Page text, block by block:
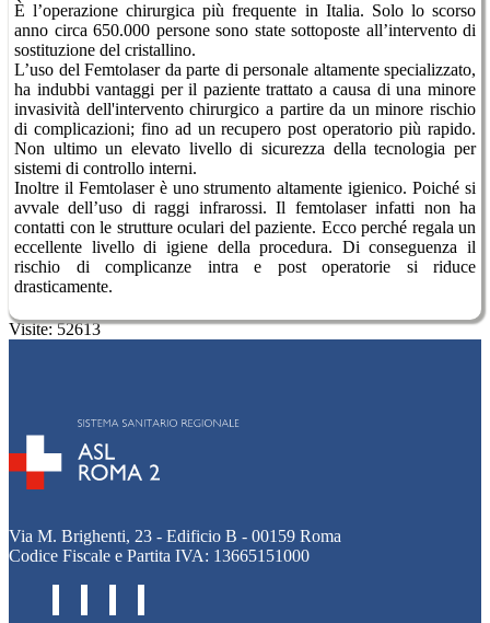
È l’operazione chirurgica più frequente in Italia. Solo lo scorso
anno circa 650.000 persone sono state sottoposte all’intervento di
sostituzione del cristallino.
L’uso del Femtolaser da parte di personale altamente specializzato,
ha indubbi vantaggi per il paziente trattato a causa di una minore
invasività dell'intervento chirurgico a partire da un minore rischio
di complicazioni; fino ad un recupero post operatorio più rapido.
Non ultimo un elevato livello di sicurezza della tecnologia per
sistemi di controllo interni.
Inoltre il Femtolaser è uno strumento altamente igienico. Poiché si
avvale dell’uso di raggi infrarossi. Il femtolaser infatti non ha
contatti con le strutture oculari del paziente. Ecco perché regala un
eccellente livello di igiene della procedura. Di conseguenza il
rischio di complicanze intra e post operatorie si riduce
drasticamente.
Visite: 52613
Via M. Brighenti, 23 - Edificio B - 00159 Roma
Codice Fiscale e Partita IVA: 13665151000